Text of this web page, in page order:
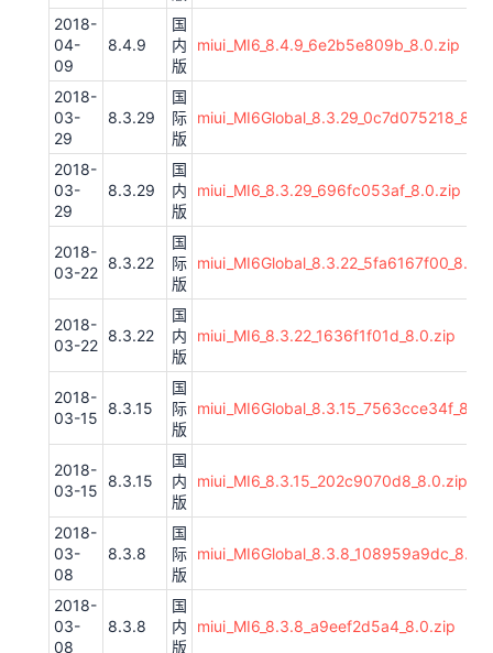
2018-
04-
09
8.4.9
国
内
版
miui_MI6_8.4.9_6e2b5e809b_8.0.zip
2018-
03-
29
8.3.29
国
际
版
2018-
03-
29
8.3.29
国
内
版
miui_MI6_8.3.29_696fc053af_8.0.zip
2018-
03-22
8.3.22
国
际
版
2018-
03-22
8.3.22
国
内
版
miui_MI6_8.3.22_1636f1f01d_8.0.zip
2018-
03-15
8.3.15
国
际
版
2018-
03-15
8.3.15
国
内
版
miui_MI6_8.3.15_202c9070d8_8.0.zip
2018-
03-
08
8.3.8
国
际
版
2018-
03-
08
8.3.8
国
内
版
miui_MI6_8.3.8_a9eef2d5a4_8.0.zip